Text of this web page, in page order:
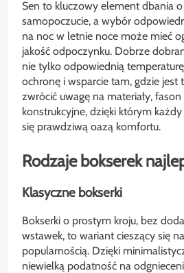
Sen to kluczowy element dbania
samopoczucie, a wybór
na noc w letnie noce może mieć
jakość odpoczynku. Dobrze
nie tylko odpowiednią temperaturę
ochronę i wsparcie tam, gdzie jest
zwrócić uwagę na materiały,
konstrukcyjne, dzięki którym
się prawdziwą oazą komfortu.
Rodzaje bokserek
Klasyczne bokserki
Bokserki o prostym kroju, bez
wstawek, to wariant cieszący się
popularnością. Dzięki
niewielką podatność na